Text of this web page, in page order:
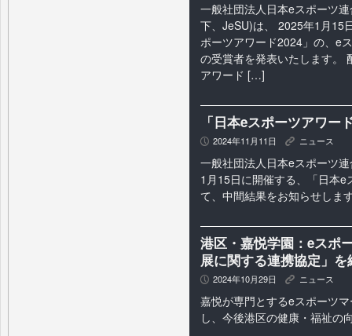
一般社団法人日本eスポーツ
下、JeSU)は、 2025年1月15
ポーツアワード2024」の、e
の受賞者を発表いたします。
アワード […]
「日本eスポーツアワー
P 2024年11月11日 K ニュース
一般社団法人日本eスポーツ
1月15日に開催する、「日本
て、中間結果をお知らせし
港区・嘉悦学園：eスポ
展に関する連携協定」を
P 2024年10月29日 K ニュース
嘉悦が専門とするeスポーツ
し、今後港区の健康・福祉の